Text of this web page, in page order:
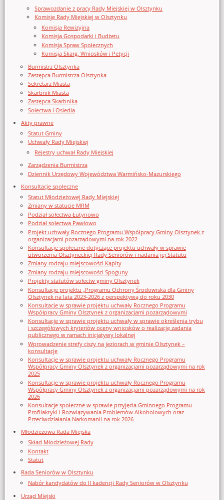
Sprawozdanie z pracy Rady Miejskiej w Olsztynku
Komisje Rady Miejskiej w Olsztynku
Komisja Rewizyjna
Komisja Gospodarki i Budżetu
Komisja Spraw Społecznych
Komisja Skarg, Wniosków i Petycji
Burmistrz Olsztynka
Zastępca Burmistrza Olsztynka
Sekretarz Miasta
Skarbnik Miasta
Zastępca Skarbnika
Sołectwa i Osiedla
Akty prawne
Statut Gminy
Uchwały Rady Miejskiej
Rejestry uchwał Rady Miejskiej
Zarządzenia Burmistrza
Dziennik Urzędowy Województwa Warmińsko-Mazurskiego
Konsultacje społeczne
Statut Młodzieżowej Rady Miejskiej
Zmiany w statucie MRM
Podział sołectwa Łutynowo
Podział sołectwa Pawłowo
Projekt uchwały Rocznego Programu Współpracy Gminy Olsztynek z
organizacjami pozarządowymi na rok 2022
Konsultacje społeczne dotyczące projektu uchwały w sprawie
utworzenia Olsztyneckiej Rady Seniorów i nadania jej Statutu
Zmiany rodzaju miejscowości Kąpity
Zmiany rodzaju miejscowości Spoguny
Projekty statutów sołectw gminy Olsztynek
Konsultacje projektu „Programu Ochrony Środowiska dla Gminy
Olsztynek na lata 2023-2026 z perspektywą do roku 2030
Konsultacje w sprawie projektu uchwały Rocznego Programu
Współpracy Gminy Olsztynek z organizacjami pozarządowymi
Konsultacje w sprawie projektu uchwały w sprawie określenia trybu
i szczegółowych kryteriów oceny wniosków o realizację zadania
publicznego w ramach inicjatywy lokalnej
Wprowadzenie strefy ciszy na jeziorach w gminie Olsztynek –
konsultacje
Konsultacje w sprawie projektu uchwały Rocznego Programu
Współpracy Gminy Olsztynek z organizacjami pozarządowymi na rok
2025
Konsultacje w sprawie projektu uchwały Rocznego Programu
Współpracy Gminy Olsztynek z organizacjami pozarządowymi na rok
2026
Konsultacje społeczne w sprawie przyjęcia Gminnego Programu
Profilaktyki i Rozwiązywania Problemów Alkoholowych oraz
Przeciwdziałania Narkomanii na rok 2026
Młodzieżowa Rada Miejska
Skład Młodzieżowej Rady
Kontakt
Statut
Rada Seniorów w Olsztynku
Nabór kandydatów do II kadencji Rady Seniorów w Olsztynku
Urząd Miejski